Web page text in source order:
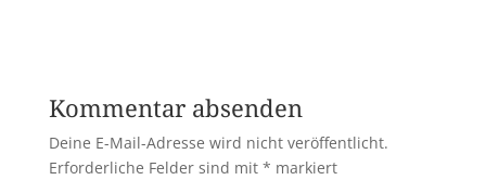
Kommentar absenden
Deine E-Mail-Adresse wird nicht veröffentlicht.
Erforderliche Felder sind mit * markiert